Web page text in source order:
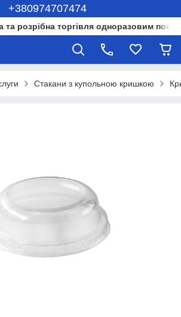
+380974707474
розрібна торгівля одноразовим
Стакани з купольною кришкою